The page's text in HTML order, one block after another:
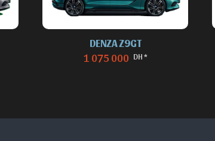
DENZA Z9GT
1 075 000 DH *